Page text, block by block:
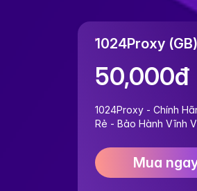
1024Proxy (GB)
50,000đ
1024Proxy - Chính
Rẻ - Bảo Hành Vĩnh
Mua